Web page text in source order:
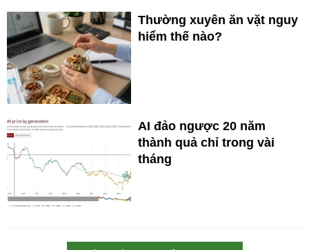
Thường xuyên ăn vặt nguy
hiểm thế nào?
AI đảo ngược 20 năm
thành quả chỉ trong vài
tháng